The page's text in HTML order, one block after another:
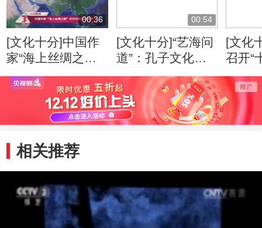
00:36
[文化十分]中国作
家“海上丝绸之
路”采访采风活动
开启
00:54
[文化十分]“艺海问
道”：孔子文化形
象的当代传播
[文化
召开“
专家
相关推荐